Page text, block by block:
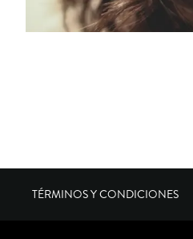
TÉRMINOS Y CONDICIONES